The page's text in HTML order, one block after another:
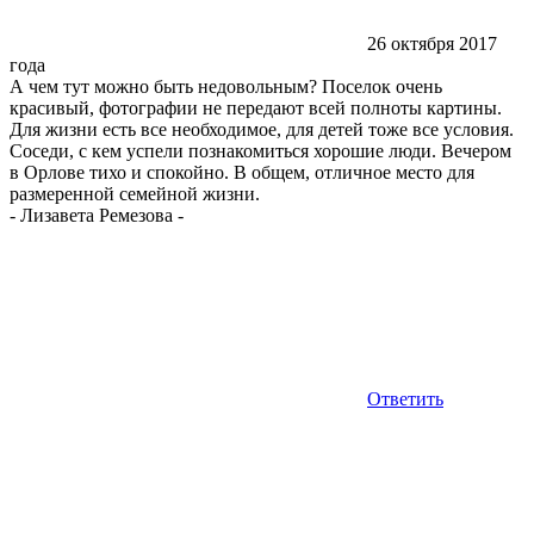
26 октября 2017
года
А чем тут можно быть недовольным? Поселок очень
красивый, фотографии не передают всей полноты картины.
Для жизни есть все необходимое, для детей тоже все условия.
Соседи, с кем успели познакомиться хорошие люди. Вечером
в Орлове тихо и спокойно. В общем, отличное место для
размеренной семейной жизни.
- Лизавета Ремезова -
Ответить